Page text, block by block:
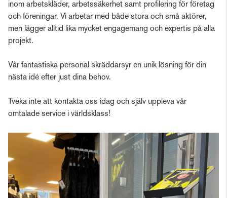
inom arbetskläder, arbetssäkerhet samt profilering för företag
och föreningar. Vi arbetar med både stora och små aktörer,
men lägger alltid lika mycket engagemang och expertis på alla
projekt.
Vår fantastiska personal skräddarsyr en unik lösning för din
nästa idé efter just dina behov.
Tveka inte att kontakta oss idag och själv uppleva vår
omtalade service i världsklass!